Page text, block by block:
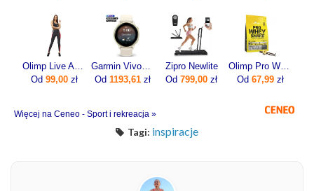
Olimp Live And Fight Damskie legginsy Olimp Women’s Leggings Mesh Stripes XS
Od 99,00zł
Garmin Vivoactive 6 Lunar gold z paskiem w kolorze Bone [010-02985-01]
Od 1193,61 zł
Zipro Newlite
Od 799,00 zł
Olimp Pro Whey Shake 700g
Od 67,99zł
Więcej na Ceneo - Sport i rekreacja »
Tagi: inspiracje